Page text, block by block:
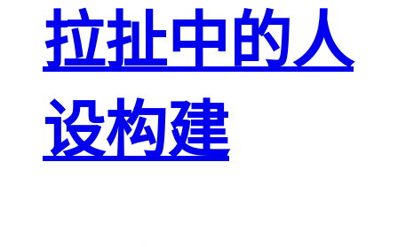
拉扯中的人
设构建